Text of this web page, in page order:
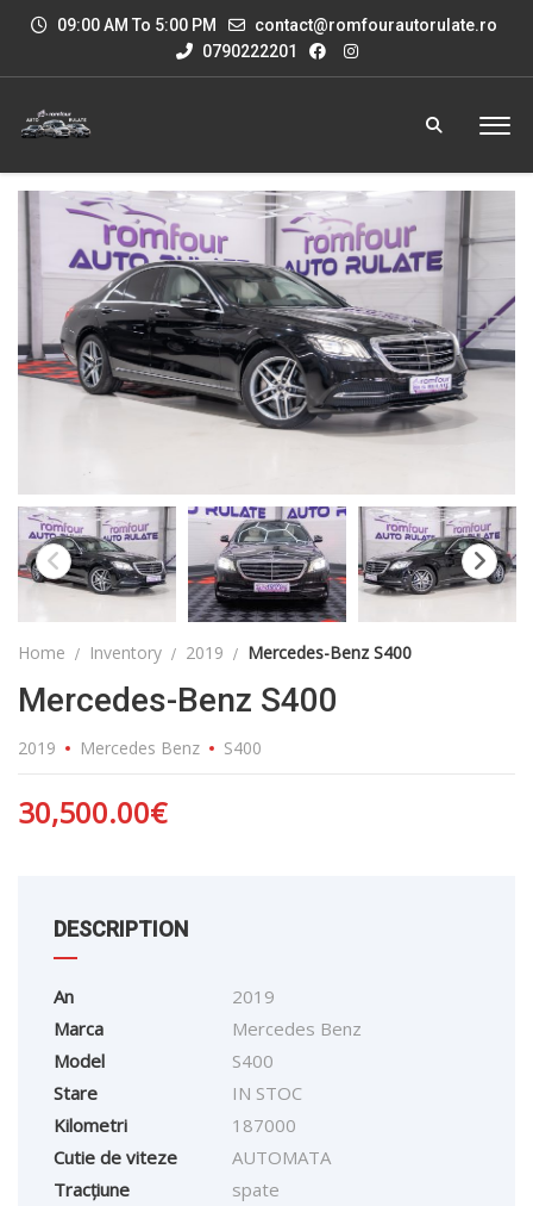
09:00 AM To 5:00 PM
contact@romfourautorulate.ro
0790222201
Home Inventory 2019 Mercedes-Benz S400
Mercedes-Benz S400
2019 Mercedes Benz S400
30,500.00€
DESCRIPTION
An
2019
Marca
Mercedes Benz
Model
S400
Stare
IN STOC
Kilometri
187000
Cutie de viteze
AUTOMATA
Tracțiune
spate